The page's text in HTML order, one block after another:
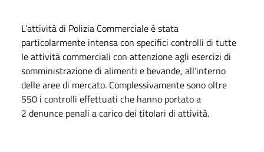
L’attività di Polizia Commerciale è stata
particolarmente intensa con specifici controlli di tutte
le attività commerciali con attenzione agli esercizi di
somministrazione di alimenti e bevande, all’interno
delle aree di mercato. Complessivamente sono oltre
550 i controlli effettuati che hanno portato a
2 denunce penali a carico dei titolari di attività.